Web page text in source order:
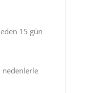
15 gün
nedenlerle